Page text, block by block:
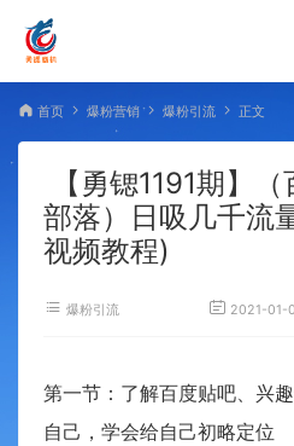
首页 爆粉营销 爆粉引流 正文
【勇锶1191期】
部落）日吸几千流
视频教程)
爆粉引流 2021-01-
第一节：了解百度贴吧、兴
自己，学会给自己初略定位